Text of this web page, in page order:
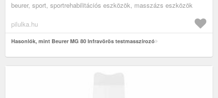
beurer, sport, sportrehabilitációs eszközök, masszázs eszközök
pilulka.hu
Hasonlók, mint Beurer MG 80 Infravörös testmasszírozó